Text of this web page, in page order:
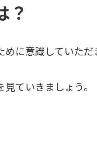
？
めに意識していた
ていきましょう。